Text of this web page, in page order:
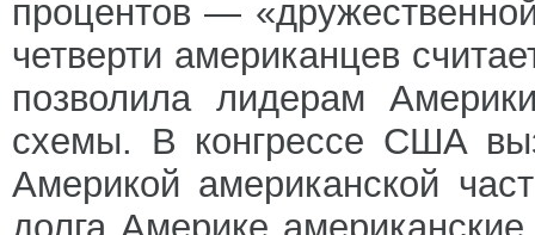
процентов —
четверти американцев
позволила лидерам
схемы. В конгрессе США
Америкой американской